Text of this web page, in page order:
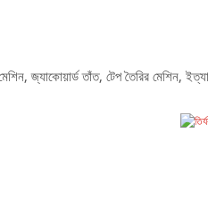
জ্যাকোয়ার্ড তাঁত, টেপ তৈরির মেশিন,